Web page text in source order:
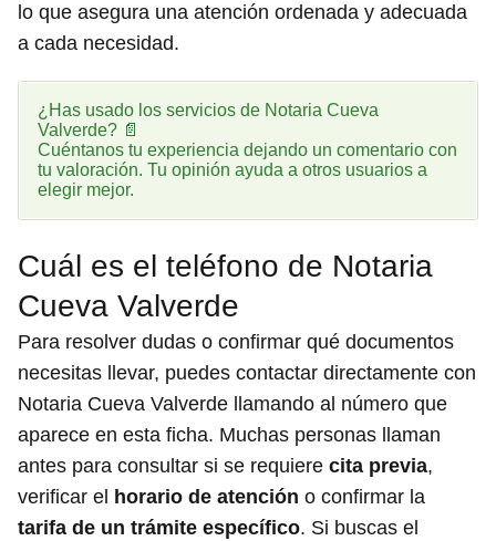
lo que asegura una atención ordenada y adecuada
a cada necesidad.
¿Has usado los servicios de Notaria Cueva
Valverde? 📄
Cuéntanos tu experiencia dejando un comentario con
tu valoración. Tu opinión ayuda a otros usuarios a
elegir mejor.
Cuál es el teléfono de Notaria
Cueva Valverde
Para resolver dudas o confirmar qué documentos
necesitas llevar, puedes contactar directamente con
Notaria Cueva Valverde llamando al número que
aparece en esta ficha. Muchas personas llaman
antes para consultar si se requiere cita previa,
verificar el horario de atención o confirmar la
tarifa de un trámite específico. Si buscas el